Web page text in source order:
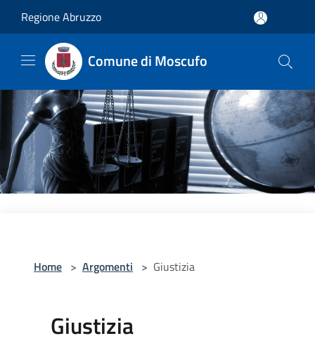
Regione Abruzzo
Comune di Moscufo
Home > Argomenti > Giustizia
Giustizia